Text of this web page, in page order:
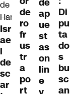
Isr
ae
l
de
sc
ar
de
ro
fr
us
tr
a
po
rt
ap
ue
st
as
on
lin
e
Di
pu
ta
do
s
bu
sc
an